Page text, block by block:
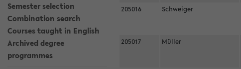
Semester selection
Combination search
Courses taught in English
Archived degree
programmes
205016 Schweiger
205017 Müller